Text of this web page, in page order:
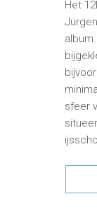
Het
sfeer